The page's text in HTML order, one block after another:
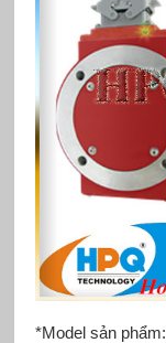
*Model sản phẩm: